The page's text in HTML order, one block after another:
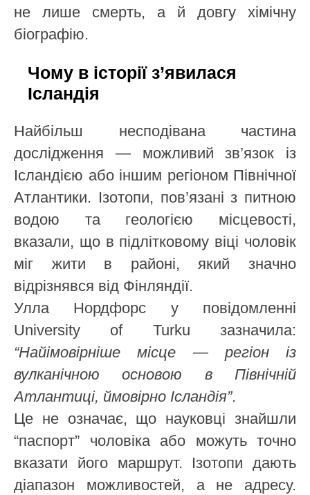
не лише смерть, а й довгу хімічну
біографію.
Чому в історії з’явилася
Ісландія
Найбільш несподівана частина
дослідження — можливий зв’язок із
Ісландією або іншим регіоном Північної
Атлантики. Ізотопи, пов’язані з питною
водою та геологією місцевості,
вказали, що в підлітковому віці чоловік
міг жити в районі, який значно
відрізнявся від Фінляндії.
Улла Нордфорс у повідомленні
University of Turku зазначила:
“Найімовірніше місце — регіон із
вулканічною основою в Північній
Атлантиці, ймовірно Ісландія”.
Це не означає, що науковці знайшли
“паспорт” чоловіка або можуть точно
вказати його маршрут. Ізотопи дають
діапазон можливостей, а не адресу.